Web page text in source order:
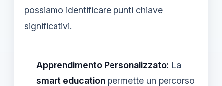
possiamo identificare punti chiave
significativi.
Apprendimento Personalizzato: La
smart education permette un percorso